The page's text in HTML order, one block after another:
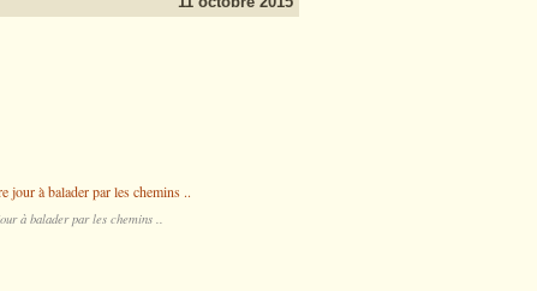
à balader par les chemins ..